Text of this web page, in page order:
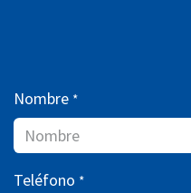
Nombre *
Teléfono *